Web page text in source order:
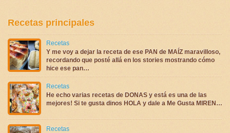
Recetas principales
Recetas
Y me voy a dejar la receta de ese PAN de MAÍZ maravilloso,
recordando que posté allá en los stories mostrando cómo
hice ese pan…
Recetas
He echo varias recetas de DONAS y está es una de las
mejores! Si te gusta dinos HOLA y dale a Me Gusta MIREN…
Recetas